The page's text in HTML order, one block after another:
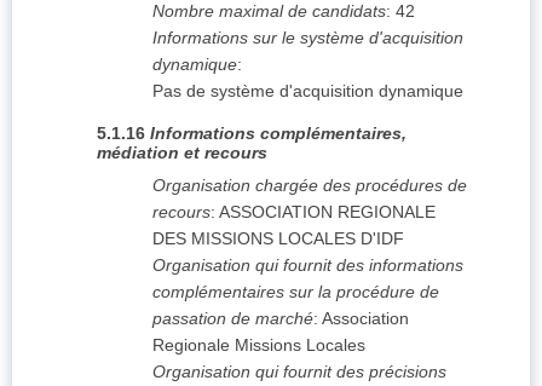
Nombre maximal de candidats: 42
Informations sur le système d'acquisition
dynamique:
Pas de système d'acquisition dynamique
5.1.16 Informations complémentaires,
médiation et recours
Organisation chargée des procédures de
recours: ASSOCIATION REGIONALE
DES MISSIONS LOCALES D'IDF
Organisation qui fournit des informations
complémentaires sur la procédure de
passation de marché: Association
Regionale Missions Locales
Organisation qui fournit des précisions